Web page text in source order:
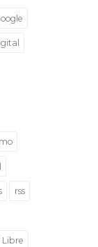
rss
Libre